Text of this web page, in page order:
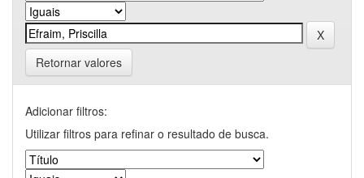
Retornar valores
Adicionar filtros:
Utilizar filtros para refinar o resultado de busca.